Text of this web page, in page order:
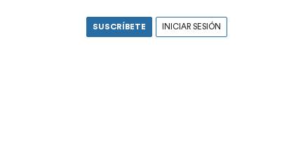
SUSCRÍBETE INICIAR SESIÓN